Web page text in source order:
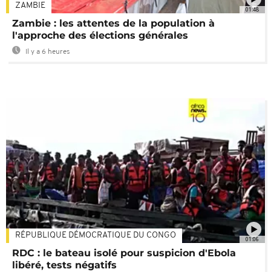
01:48
ZAMBIE
Zambie : les attentes de la population à
l'approche des élections générales
Il y a 6 heures
01:06
RÉPUBLIQUE DÉMOCRATIQUE DU CONGO
RDC : le bateau isolé pour suspicion d'Ebola
libéré, tests négatifs